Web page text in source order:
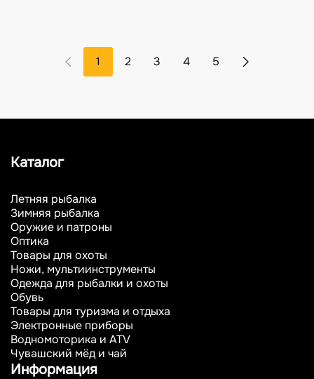
1 2 3 4 5
Каталог
Летняя рыбалка
Зимняя рыбалка
Оружие и патроны
Оптика
Товары для охоты
Ножи, мультиинструменты
Одежда для рыбалки и охоты
Обувь
Товары для туризма и отдыха
Электронные приборы
Водномоторика и ATV
Чувашский мёд и чай
Информация